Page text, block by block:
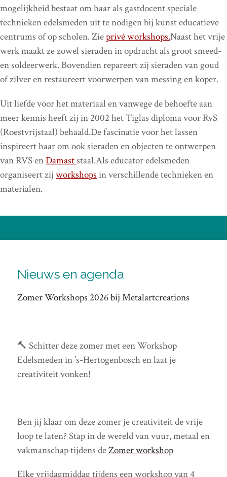
mogelijkheid bestaat om haar als gastdocent speciale
technieken edelsmeden uit te nodigen bij kunst educatieve
centrums of op scholen. Zieprivé workshops.Naast het vrije
werk maakt ze zowel sieraden in opdracht als groot smeed-
en soldeerwerk. Bovendien repareert zij sieraden van goud
of zilver en restaureert voorwerpen van messing en koper.
Uit liefde voor het materiaal en vanwege de behoefte aan
meer kennis heeft zij in 2002 het Tiglas diploma voor RvS
(Roestvrijstaal) behaald.De fascinatie voor het lassen
inspireert haar om ook sieraden en objecten te ontwerpen
van RVS enDamaststaal.Als educator edelsmeden
organiseert zij workshops in verschillende technieken en
materialen.
Nieuws en agenda
Zomer Workshops 2026 bij Metalartcreations
🔨 Schitter deze zomer met een Workshop
Edelsmeden in ’s-Hertogenbosch en laat je
creativiteit vonken!
Ben jij klaar om deze zomer je creativiteit de vrije
loop te laten? Stap in de wereld van vuur, metaal en
vakmanschap tijdens deZomer workshop
Elke vrijdagmiddag tijdens een workshop van 4